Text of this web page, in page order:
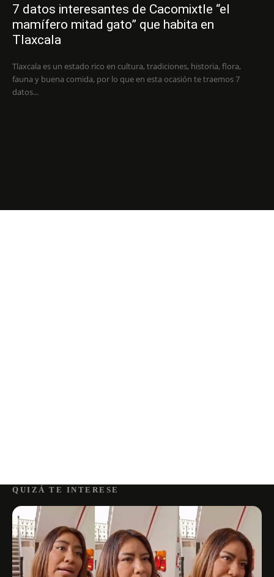
7 datos interesantes de Cacomixtle “el
mamífero mitad gato” que habita en
Tlaxcala
Tlaxcala es un estado rico en cultura, tradiciones, historia, flora,
fauna y buena comida, por lo que en esta ocasión te traemos 7
datos...
QUIZÁ TE INTERESE